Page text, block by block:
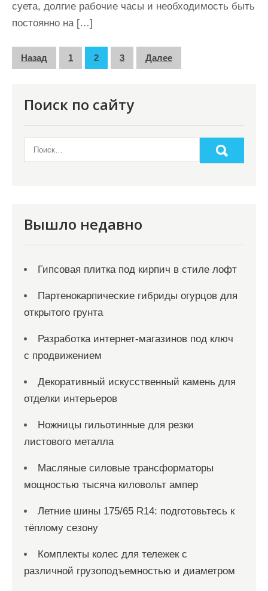
суета, долгие рабочие часы и необходимость быть
постоянно на […]
ПНазад 1 2 3 Далее
Поиск по сайту
Вышло недавно
Гипсовая плитка под кирпич в стиле лофт
Партенокарпические гибриды огурцов для
открытого грунта
Разработка интернет-магазинов под ключ
с продвижением
Декоративный искусственный камень для
отделки интерьеров
Ножницы гильотинные для резки
листового металла
Масляные силовые трансформаторы
мощностью тысяча киловольт ампер
Летние шины 175/65 R14: подготовьтесь к
тёплому сезону
Комплекты колес для тележек с
различной грузоподъемностью и диаметром